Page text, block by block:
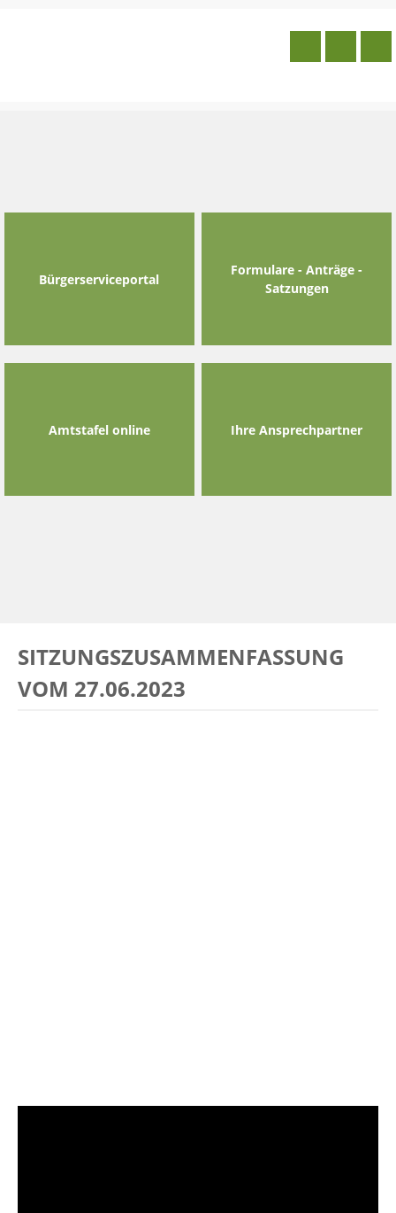
Bürgerserviceportal
Formulare - Anträge -
Satzungen
Amtstafel online Ihre Ansprechpartner
SITZUNGSZUSAMMENFASSUNG
VOM 27.06.2023